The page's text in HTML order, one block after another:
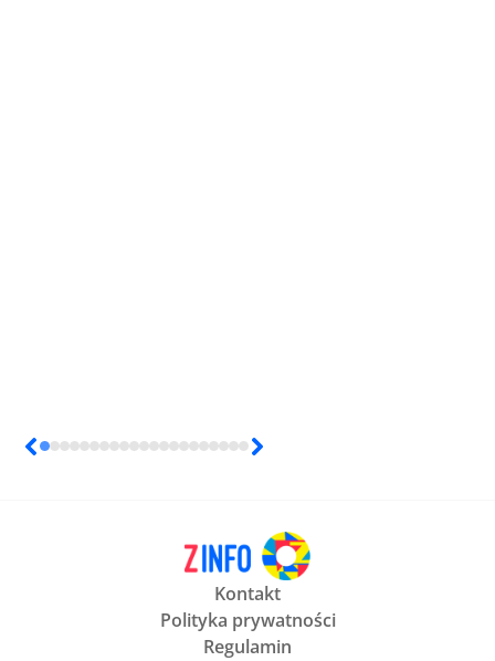
Kontakt
Polityka prywatności
Regulamin